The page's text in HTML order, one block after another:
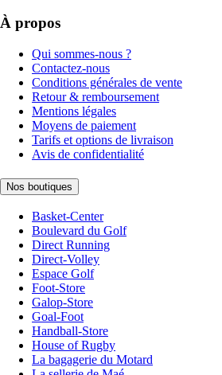
À propos
Qui sommes-nous ?
Contactez-nous
Conditions générales de vente
Retour & remboursement
Mentions légales
Moyens de paiement
Tarifs et options de livraison
Avis de confidentialité
Nos boutiques
Basket-Center
Boulevard du Golf
Direct Running
Direct-Volley
Espace Golf
Foot-Store
Galop-Store
Goal-Foot
Handball-Store
House of Rugby
La bagagerie du Motard